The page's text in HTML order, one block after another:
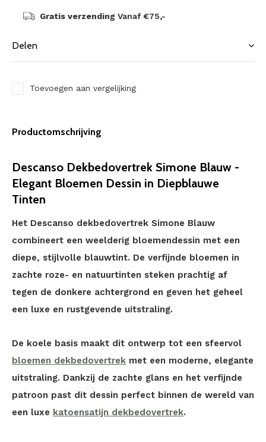
Gratis verzending Vanaf €75,-
Delen
Toevoegen aan vergelijking
Productomschrijving
Descanso Dekbedovertrek Simone Blauw -
Elegant Bloemen Dessin in Diepblauwe
Tinten
Het Descanso dekbedovertrek Simone Blauw
combineert een weelderig bloemendessin met een
diepe, stijlvolle blauwtint. De verfijnde bloemen in
zachte roze- en natuurtinten steken prachtig af
tegen de donkere achtergrond en geven het geheel
een luxe en rustgevende uitstraling.
De koele basis maakt dit ontwerp tot een sfeervol
bloemen dekbedovertrek met een moderne, elegante
uitstraling. Dankzij de zachte glans en het verfijnde
patroon past dit dessin perfect binnen de wereld van
een luxe katoensatijn dekbedovertrek.